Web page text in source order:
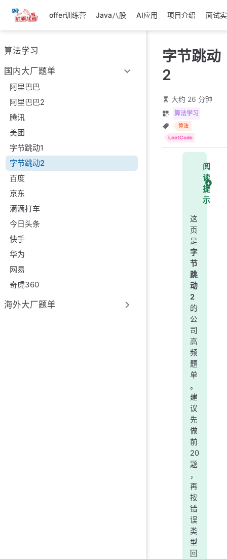
跳
至
主
要
內
容
offer训练营 Java八股 AI应用 项目介绍 面试
算法学习
国内大厂题单
阿里巴巴
阿里巴巴2
腾讯
美团
字节跳动1
字节跳动2
百度
京东
滴滴打车
今日头条
快手
华为
网易
奇虎360
海外大厂题单
字节跳动
2
大约 26 分钟
算法学习
算法
LeetCode
阅
读
提
示
这
页
是
字
节
跳
动
2
的
公
司
高
频
题
单
。
建
议
先
做
前
20
题
，
再
按
错
误
类
型
回